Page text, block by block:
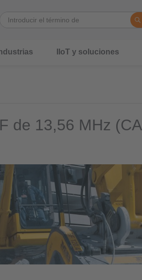
IIoT y soluciones
de 13,56 MHz